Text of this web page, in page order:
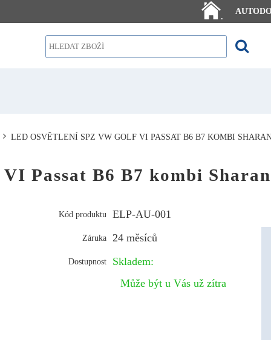
.
LED OSVĚTLENÍ SPZ VW GOLF VI PASSAT B6 B7 KOMBI
Passat B6 B7 kombi
Kód produktu ELP-AU-001
Záruka 24 měsíců
Dostupnost
Skladem:
Může být u Vás už zítra